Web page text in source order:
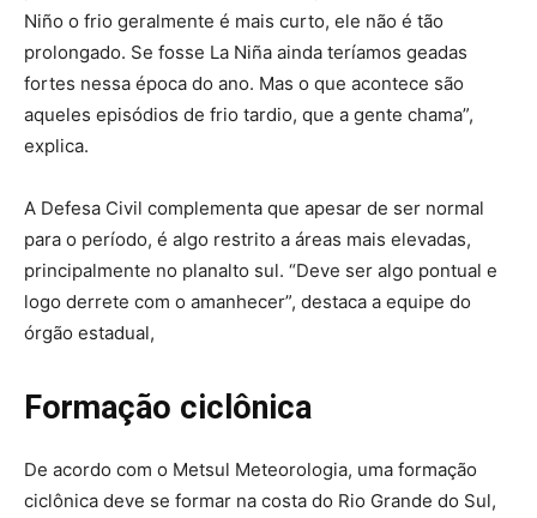
Niño o frio geralmente é mais curto, ele não é tão
prolongado. Se fosse La Niña ainda teríamos geadas
fortes nessa época do ano. Mas o que acontece são
aqueles episódios de frio tardio, que a gente chama”,
explica.
A Defesa Civil complementa que apesar de ser normal
para o período, é algo restrito a áreas mais elevadas,
principalmente no planalto sul. “Deve ser algo pontual e
logo derrete com o amanhecer”, destaca a equipe do
órgão estadual,
Formação ciclônica
De acordo com o Metsul Meteorologia, uma formação
ciclônica deve se formar na costa do Rio Grande do Sul,